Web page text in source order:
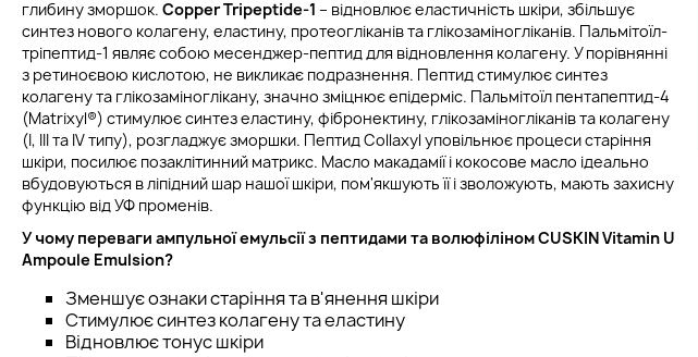
глибину зморшок. Copper Tripeptide-1 – відновлює еластичність шкіри, збільшує
синтез нового колагену, еластину, протеогліканів та глікозаміногліканів. Пальмітоїл-
тріпептид-1 являє собою месенджер-пептид для відновлення колагену. У порівнянні
з ретиноєвою кислотою, не викликає подразнення. Пептид стимулює синтез
колагену та глікозаміноглікану, значно зміцнює епідерміс. Пальмітоїл пентапептид-4
(Matrixyl®) стимулює синтез еластину, фібронектину, глікозаміногліканів та колагену
(I, III та IV типу), розгладжує зморшки. Пептид Collaxyl уповільнює процеси старіння
шкіри, посилює позаклітинний матрикс. Масло макадамії і кокосове масло ідеально
вбудовуються в ліпідний шар нашої шкіри, пом'якшують її і зволожують, мають захисну
функцію від УФ променів.
У чому переваги ампульної емульсії з пептидами та волюфіліномCUSKIN Vitamin U
Ampoule Emulsion?
Зменшує ознаки старіння та в'янення шкіри
Стимулює синтез колагену та еластину
Відновлює тонус шкіри